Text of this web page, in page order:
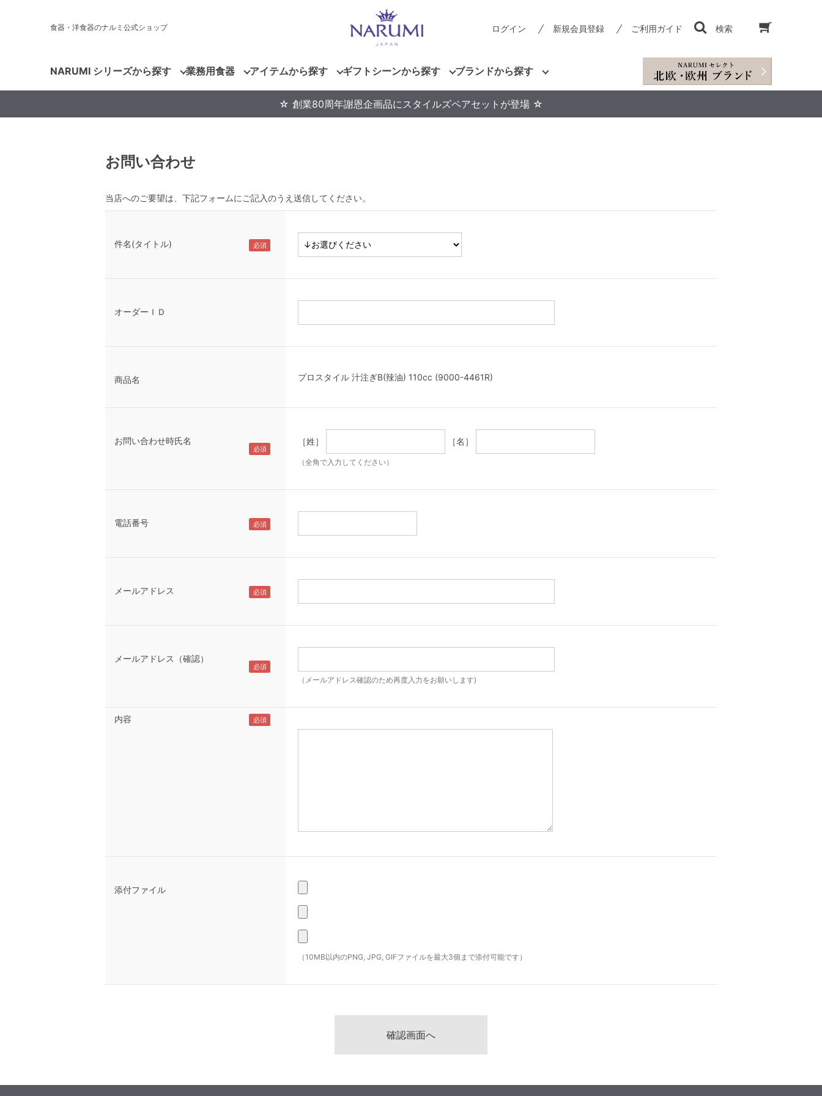
食器・洋食器のナルミ公式ショップ ログイン 新規会員登録 ご利用ガイド 検索
NARUMI シリーズから探す 業務用食器 アイテムから探す ギフトシーンから探す ブランドから探す
☆ 創業80周年謝恩企画品にスタイルズペアセットが登場 ☆
お問い合わせ
当店へのご要望は、下記フォームにご記入のうえ送信してください。
件名(タイトル)
オーダーＩＤ
商品名 プロスタイル 汁注ぎB(辣油) 110cc (9000-4461R)
お問い合わせ時氏名 ［姓］ ［名］
（全角で入力してください）
電話番号
メールアドレス
メールアドレス（確認）
（メールアドレス確認のため再度入力をお願いします)
内容
添付ファイル
（10MB以内のPNG, JPG, GIFファイルを最大3個まで添付可能です）